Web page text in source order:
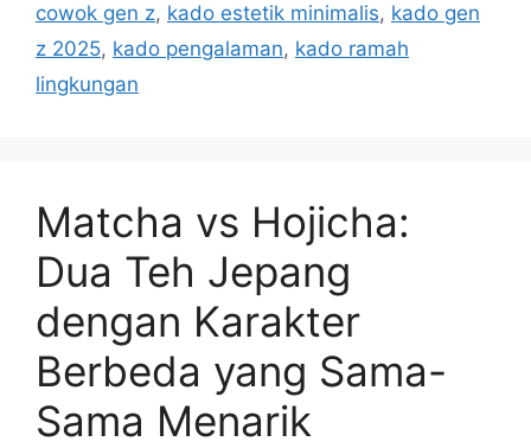
s
cowok gen z, kado estetik minimalis, kado gen
z 2025, kado pengalaman, kado ramah
lingkungan
Matcha vs Hojicha:
Dua Teh Jepang
dengan Karakter
Berbeda yang Sama-
Sama Menarik